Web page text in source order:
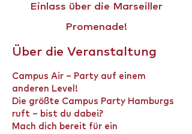
Einlass über die Marseiller
Promenade!
Über die Veranstaltung
Campus Air – Party auf einem
anderen Level!
Die größte Campus Party Hamburgs
ruft – bist du dabei?
Mach dich bereit für ein